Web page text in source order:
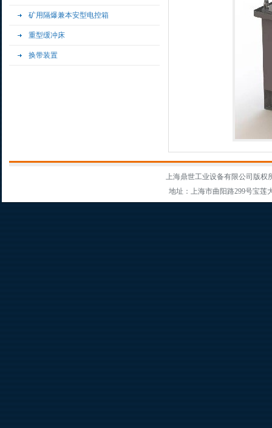
矿用隔爆兼本安型电控箱
重型缓冲床
换带装置
上海鼎世工业设备有限公司版权
地址：上海市曲阳路299号宝莲